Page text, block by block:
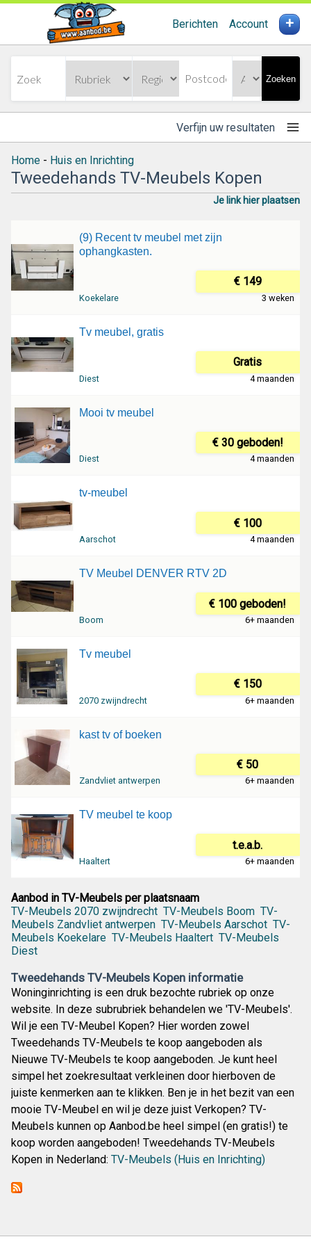
Berichten Account +
Zoeken
Verfijn uw resultaten
Home - Huis en Inrichting
Tweedehands TV-Meubels Kopen
Je link hier plaatsen
(9) Recent tv meubel met zijn
ophangkasten.
€ 149
Koekelare 3 weken
Tv meubel, gratis
Gratis
Diest 4 maanden
Mooi tv meubel
€ 30 geboden!
Diest 4 maanden
tv-meubel
€ 100
Aarschot 4 maanden
TV Meubel DENVER RTV 2D
€ 100 geboden!
Boom 6+ maanden
Tv meubel
€ 150
2070 zwijndrecht 6+ maanden
kast tv of boeken
€ 50
Zandvliet antwerpen 6+ maanden
TV meubel te koop
t.e.a.b.
Haaltert 6+ maanden
Aanbod in TV-Meubels per plaatsnaam
TV-Meubels 2070 zwijndrecht TV-Meubels Boom TV-
Meubels Zandvliet antwerpen TV-Meubels Aarschot TV-
Meubels Koekelare TV-Meubels Haaltert TV-Meubels
Diest
Tweedehands TV-Meubels Kopen informatie
Woninginrichting is een druk bezochte rubriek op onze
website. In deze subrubriek behandelen we 'TV-Meubels'.
Wil je een TV-Meubel Kopen? Hier worden zowel
Tweedehands TV-Meubels te koop aangeboden als
Nieuwe TV-Meubels te koop aangeboden. Je kunt heel
simpel het zoekresultaat verkleinen door hierboven de
juiste kenmerken aan te klikken. Ben je in het bezit van een
mooie TV-Meubel en wil je deze juist Verkopen? TV-
Meubels kunnen op Aanbod.be heel simpel (en gratis!) te
koop worden aangeboden! Tweedehands TV-Meubels
Kopen in Nederland: TV-Meubels (Huis en Inrichting)